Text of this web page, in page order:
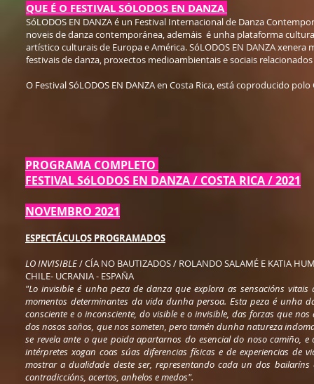
QUE É O FESTIVAL SÓLODOS EN DANZA
SóLODOS EN DANZA é un Festival Internacional de Danza
noveis de danza contemporánea, ademáis é unha plataforma
artístico culturais de Europa e América. SóLODOS EN DANZA
festivais de danza, proxectos medioambientais e sociais
O Festival SóLODOS EN DANZA en Costa Rica, está coproducido
PROGRAMA COMPLETO
FESTIVAL SóLODOS EN DANZA / COSTA RICA / 2021
NOVEMBRO 2021
ESPECTÁCULOS PROGRAMADOS
LO INVISIBLE/ CÍA NO BAUTIZADOS / ROLANDO SALAMÉ E KATIA
CHILE- UCRANIA - ESPAÑA
"Lo invisible é unha peza de danza que explora as sensacións vitais
momentos determinantes da vida dunha persoa. Esta peza é unha
consciente e o inconsciente, do visible e o invisible, das forzas que nos
dos nosos soños, que nos someten, pero tamén dunha natureza
se revela ante o que poida apartarnos do esencial do noso camiño, e
intérpretes xogan coas súas diferencias físicas e de experiencias de
mostrar a dualidade deste ser, representando cada un dos bailaríns
contradiccións, acertos, anhelos e medos".